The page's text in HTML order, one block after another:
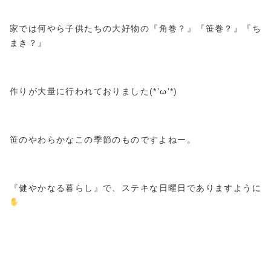
家では何やら子供たちの大好物の『角巻？』『笹巻？』『ち
まき？』
作りが大量に行われておりました(*’ω’*)
笹のやわらかなこの季節のものですよねー。
『健やかなる暮らし』で、ステキな日曜日でありますように